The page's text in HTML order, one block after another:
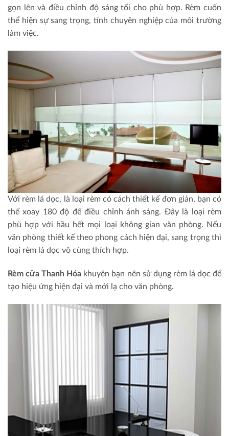
gọn lên và điều chỉnh độ sáng tối cho phù hợp. Rèm cuốn
thể hiện sự sang trọng, tính chuyên nghiệp của môi trường
làm việc.
Với rèm lá dọc, là loại rèm có cách thiết kế đơn giản, bạn có
thể xoay 180 độ để điều chỉnh ánh sáng. Đây là loại rèm
phù hợp với hầu hết mọi loại không gian văn phòng. Nếu
văn phòng thiết kế theo phong cách hiện đại, sang trọng thì
loại rèm lá dọc vô cùng thích hợp.
Rèm cửa Thanh Hóa khuyên bạn nên sử dụng rèm lá dọc để
tạo hiệu ứng hiện đại và mới lạ cho văn phòng.